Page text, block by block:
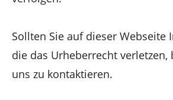
Sollten Sie auf dieser Webseite
die das Urheberrecht verletzen,
uns zu kontaktieren.